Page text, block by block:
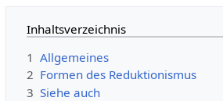
Inhaltsverzeichnis
1 Allgemeines
2 Formen des Reduktionismus
3 Siehe auch